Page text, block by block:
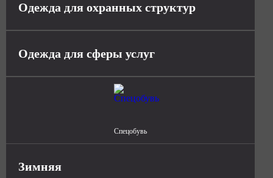
Одежда для охранных структур
Одежда для сферы услуг
Спецобувь
Зимняя